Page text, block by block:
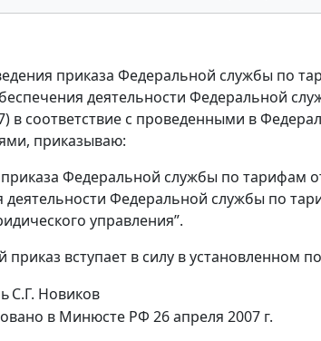
приказа Федеральной службы по
деятельности Федеральной
в соответствие с проведенными в
приказываю:
приказа Федеральной службы по тарифам
деятельности Федеральной службы по
управления”.
вступает в силу в установленном
С.Г. Новиков
в Минюсте РФ 26 апреля 2007 г.